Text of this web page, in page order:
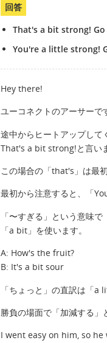
回答
That's a bit strong!
You're a little strong!
Hey there!
ユーコネクトのアーサーで
途中からヒートアップして
That's a bit strong!と言いま
この場合の「that's」は最
最初から注意すると、「
「〜すぎる」という意味
「a bit」を使います。
A: How's the fruit?
B: It's a bit sour
「ちょっと」の直訳は「a
勝負の場面で「加減する」
I went easy on him, so he